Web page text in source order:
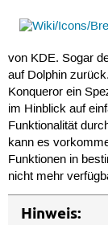
von KDE. Sogar
auf Dolphin
Konqueror ein
im Hinblick auf
Funktionalität
kann es
Funktionen in
nicht mehr
Hinweis: